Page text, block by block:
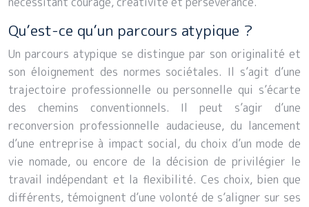
Qu’est-ce qu’un parcours atypique ?
Un parcours atypique se distingue par son originalité et
son éloignement des normes sociétales. Il s’agit d’une
trajectoire professionnelle ou personnelle qui s’écarte
des chemins conventionnels. Il peut s’agir d’une
reconversion professionnelle audacieuse, du lancement
d’une entreprise à impact social, du choix d’un mode de
vie nomade, ou encore de la décision de privilégier le
travail indépendant et la flexibilité. Ces choix, bien que
différents, témoignent d’une volonté de s’aligner sur ses